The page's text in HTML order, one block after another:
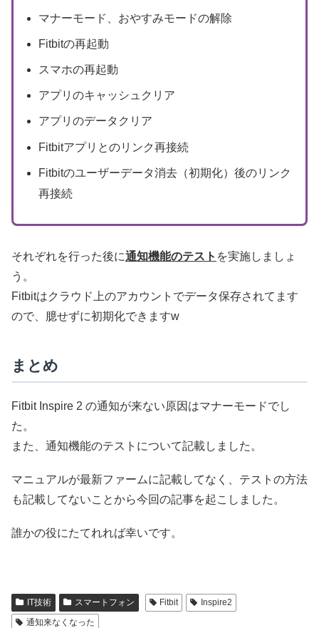
マナーモード、おやすみモードの解除
Fitbitの再起動
スマホの再起動
アプリのキャッシュクリア
アプリのデータクリア
Fitbitアプリとのリンク再接続
Fitbitのユーザーデータ消去（初期化）後のリンク
再接続
それぞれを行った後に通知機能のテスト を実施しましょ
う。
Fitbitはクラウド上のアカウントでデータ保存されてます
ので、臆せずに初期化できますw
まとめ
Fitbit Inspire 2 の通知が来ない原因はマナーモードでし
た。
また、通知機能のテストについて記載しました。
マニュアルが最新ファームに記載してなく、テストの方法
も記載してないことから今回の記事を起こしました。
誰かの役にたてれれば幸いです。
IT技術 スマートフォン Fitbit
Inspire2
通知来なくなった